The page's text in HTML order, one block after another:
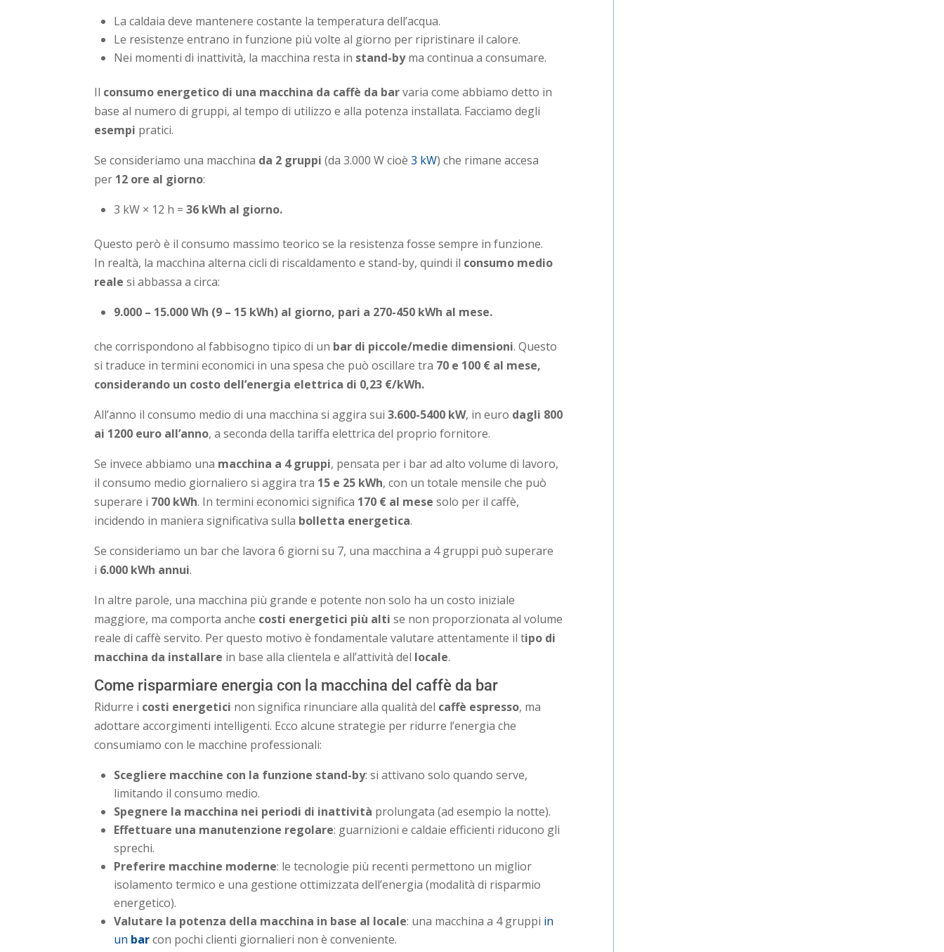
La caldaia deve mantenere costante la temperatura dell’acqua.
Le resistenze entrano in funzione più volte al giorno per ripristinare il calore.
Nei momenti di inattività, la macchina resta in stand-byma continua a consumare.
Il consumo energetico di una macchina da caffè da barvaria come abbiamo detto in
base al numero di gruppi, al tempo di utilizzo e alla potenza installata. Facciamo degli
esempi pratici.
Se consideriamo una macchina da 2 gruppi (da 3.000 W cioè3 kW) che rimane accesa
per 12 ore al giorno:
3 kW × 12 h =36 kWh al giorno.
Questo però è il consumo massimo teorico se la resistenza fosse sempre in funzione.
In realtà, la macchina alterna cicli di riscaldamento e stand-by, quindi il consumo medio
reale si abbassa a circa:
9.000 – 15.000 Wh (9 – 15 kWh) al giorno, pari a 270-450 kWh al mese.
che corrispondono al fabbisogno tipico di un bar di piccole/medie dimensioni. Questo
si traduce in termini economici in una spesa che può oscillare tra 70 e 100 € al mese,
considerando un costo dell’energia elettrica di 0,23 €/kWh.
All’anno il consumo medio di una macchina si aggira sui3.600-5400 kW, in euro dagli 800
ai 1200 euro all’anno, a seconda della tariffa elettrica del proprio fornitore.
Se invece abbiamo una macchina a 4 gruppi, pensata per i bar ad alto volume di lavoro,
il consumo medio giornaliero si aggira tra 15 e 25 kWh, con un totale mensile che può
superare i 700 kWh. In termini economici significa 170 € al mese solo per il caffè,
incidendo in maniera significativa sulla bolletta energetica.
Se consideriamo un bar che lavora 6 giorni su 7, una macchina a 4 gruppi può superare
i 6.000 kWh annui.
In altre parole, una macchina più grande e potente non solo ha un costo iniziale
maggiore, ma comporta anche costi energetici più alti se non proporzionata al volume
reale di caffè servito. Per questo motivo è fondamentale valutare attentamente il tipo di
macchina da installare in base alla clientela e all’attività del locale.
Come risparmiare energia con la macchina del caffè da bar
Ridurre i costi energetici non significa rinunciare alla qualità del caffè espresso, ma
adottare accorgimenti intelligenti. Ecco alcune strategie per ridurre l’energia che
consumiamo con le macchine professionali:
Scegliere macchine con la funzione stand-by: si attivano solo quando serve,
limitando il consumo medio.
Spegnere la macchina nei periodi di inattività prolungata (ad esempio la notte).
Effettuare una manutenzione regolare: guarnizioni e caldaie efficienti riducono gli
sprechi.
Preferire macchine moderne: le tecnologie più recenti permettono un miglior
isolamento termico e una gestione ottimizzata dell’energia (modalità di risparmio
energetico).
Valutare la potenza della macchina in base al locale: una macchina a 4 gruppi in
un barcon pochi clienti giornalieri non è conveniente.